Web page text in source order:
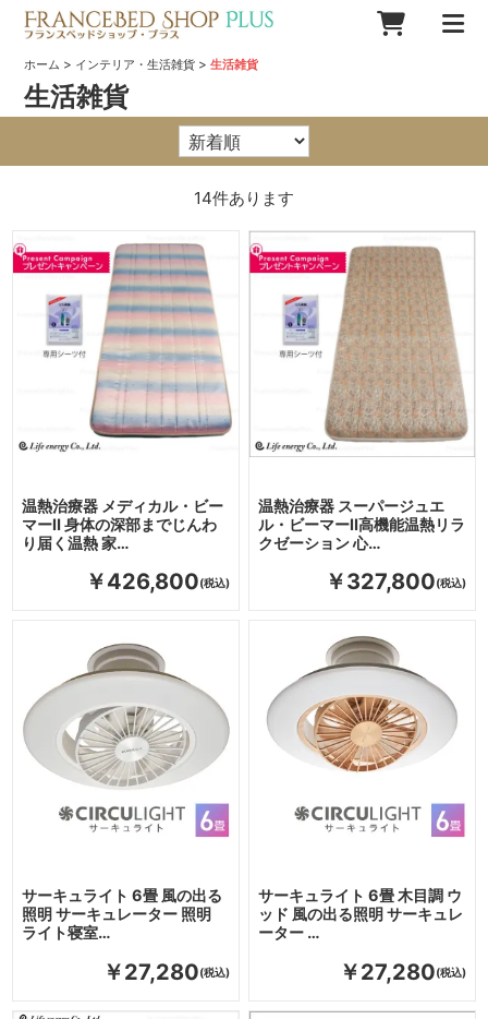
ホーム > インテリア・生活雑貨 >生活雑貨
生活雑貨
14件あります
温熱治療器 メディカル・ビー
マーⅡ 身体の深部までじんわ
り届く温熱 家…
￥426,800
温熱治療器 スーパージュエ
ル・ビーマーⅡ高機能温熱リラ
クゼーション 心…
￥327,800
サーキュライト 6畳 風の出る
照明 サーキュレーター 照明
ライト寝室…
￥27,280
サーキュライト 6畳 木目調 ウ
ッド 風の出る照明 サーキュレ
ーター …
￥27,280